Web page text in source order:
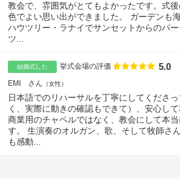
教会で、雰囲気がとてもよかったです。式
色でよい思い出ができました。 ガーデンも
ハウツリー・ラナイでサンセットからのパ
ツ...
結婚式した 挙式会場の評価 点数
5.0
EMI さん 女性
日本語でのリハーサルを丁寧にしてくださ
く、実際に動きの確認もできて）、安心して
商業用のチャペルではなく、教会にして本
す。 生演奏のオルガン、歌、そして牧師さ
も感動...